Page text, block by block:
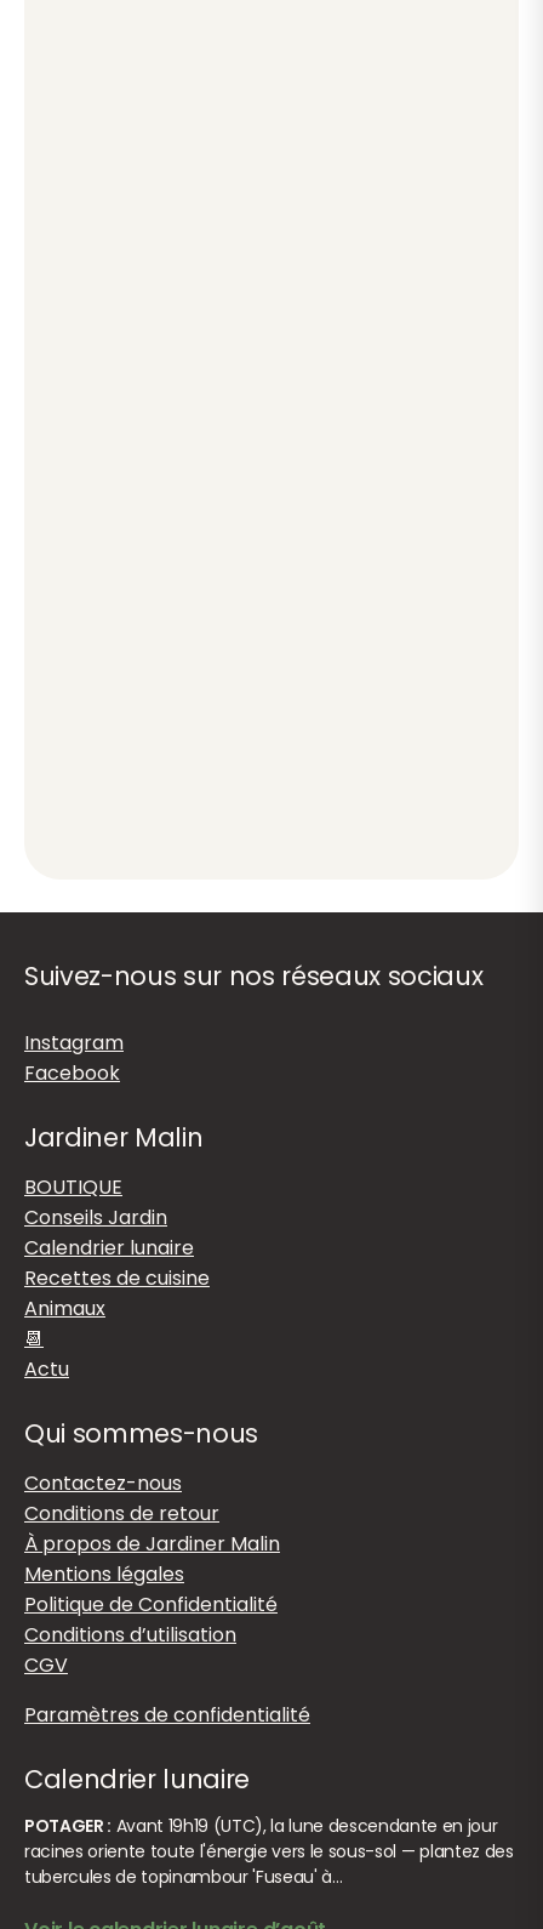
Suivez-nous sur nos réseaux sociaux
Instagram
Facebook
Jardiner Malin
BOUTIQUE
Conseils Jardin
Calendrier lunaire
Recettes de cuisine
Animaux
📆
Actu
Qui sommes-nous
Contactez-nous
Conditions de retour
À propos de Jardiner Malin
Mentions légales
Politique de Confidentialité
Conditions d’utilisation
CGV
Paramètres de confidentialité
Calendrier lunaire
POTAGER : Avant 19h19 (UTC), la lune descendante en jour
racines oriente toute l'énergie vers le sous-sol — plantez des
tubercules de topinambour 'Fuseau' à…